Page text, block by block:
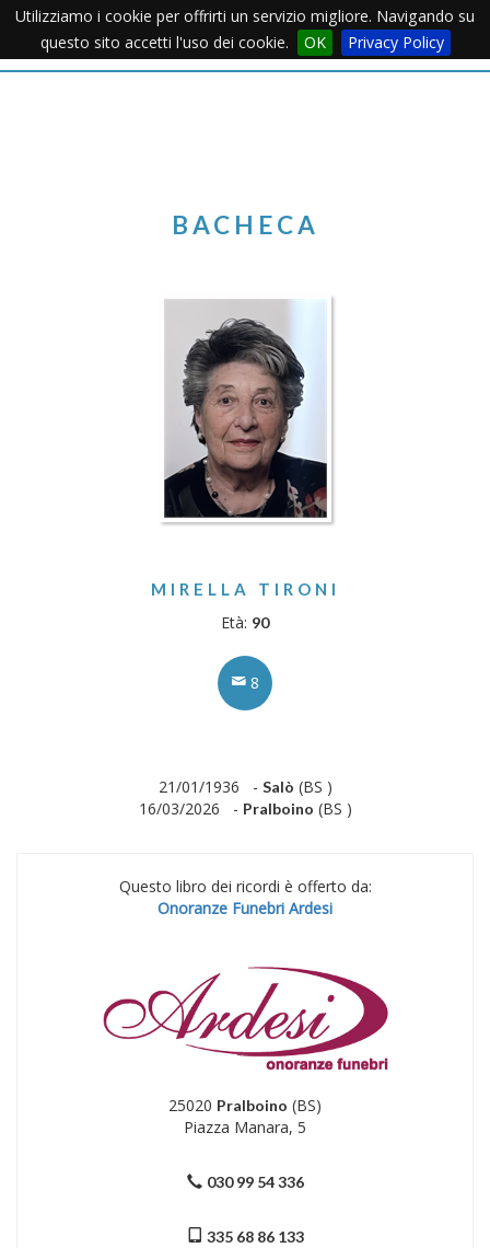
Utilizziamo i cookie per offrirti un servizio migliore. Navigando su
questo sito accetti l'uso dei cookie.
OK Privacy PolicyMenu
BACHECA
MIRELLA TIRONI
Età: 90
8
21/01/1936 - Salò (BS )
16/03/2026 - Pralboino (BS )
Questo libro dei ricordi è offerto da:
Onoranze Funebri Ardesi
25020 Pralboino (BS)
Piazza Manara, 5
030 99 54 336
335 68 86 133